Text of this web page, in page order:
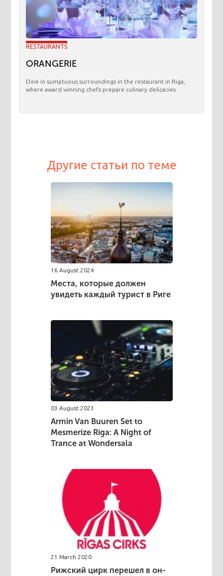
RESTAURANTS
ORANGERIE
​Dine in sumptuous surroundings in the restaurant in Riga,
where award winning chefs prepare culinary delicacies.
Другие статьи по теме
16 August 2024
Места, которые должен
увидеть каждый турист в Риге
03 August 2023
Armin Van Buuren Set to
Mesmerize Riga: A Night of
Trance at Wondersala
21 March 2020
Рижский цирк перешел в он-